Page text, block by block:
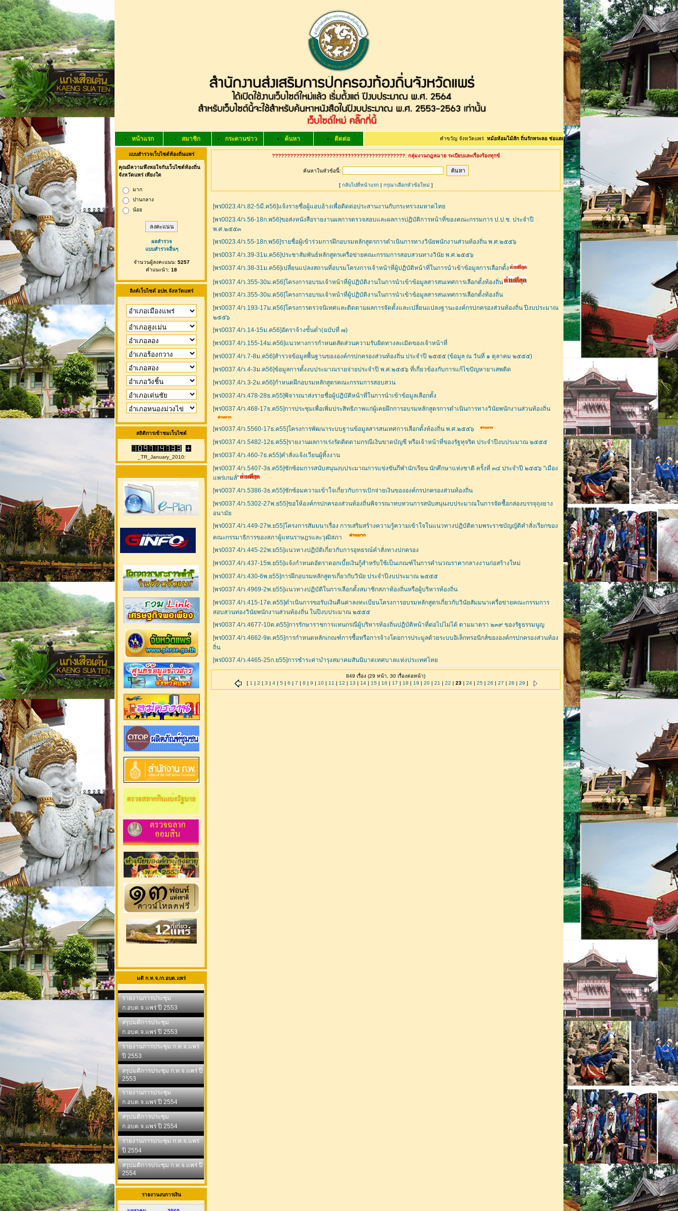
หน้าแรก สมาชิก กระดานข่าว ค้นหา ติดต่อ คำขวัญ จังหวัดแพร่หม้อห้อมไม้สัก ถิ่นรักพระลอ ช่อแฮศรีเมือง ลือเลือนแพะเมืองผี คนแพร่นี้ใจงาม <>ยินดีต้อนรับเข้าสู่
แบบสำรวจเว็บไซต์ท้องถิ่นแพร่
คุณมีความพึงพอใจกับเว็บไซต์ท้องถิ่น
จังหวัดแพร่ เพียงใด
มาก
ปานกลาง
น้อย
ผลสำรวจ
แบบสำรวจอื่นๆ
จำนวนผู้ลงคะแนน: 5257
คำแนะนำ: 18
ลิงค์เว็บไซต์ อปท.จังหวัดแพร่
สถิติการเข้าชมเว็บไซต์
_TR_January_2010:
มติ ก.ท.จ./ก.อบต.แพร่
รายงานการประชุม
ก.อบต.จ.แพร่ ปี 2553
สรุปมติการประชุม
ก.อบต.จ.แพร่ ปี 2553
รายงานการประชุม ก.ท.จ.แพร่
ปี 2553
สรุปมติการประชุม ก.ท.จ.แพร่ ปี
2553
รายงานการประชุม
ก.อบต.จ.แพร่ ปี 2554
สรุปมติการประชุม
ก.อบต.จ.แพร่ ปี 2554
รายงานการประชุม ก.ท.จ.แพร่
ปี 2554
สรุปมติการประชุม ก.ท.จ.แพร่ ปี
2554
รายงานงบการเงิน
????????????????????????????????????????????: กลุ่มงานกฎหมาย ระเบียบและเรื่องร้องทุกข์
ค้นหาในหัวข้อนี้:
[ กลับไปที่หน้าแรก| กรุณาเลือกหัวข้อใหม่]
[พร0023.4/ว.82-5มี.ค56]แจ้งรายชื่อผู้แอบอ้างเพื่อติดต่อประสานงานกับกระทรวงมหาดไทย
[พร0023.4/ว.56-18ก.พ56]ขอส่งหนังสือรายงานผลการตรวจสอบและผลการปฏิบัติการหน้าที่ของคณะกรรมการ ป.ป.ช. ประจำปี
พ.ศ.๒๕๕๓
[พร0023.4/ว.55-18ก.พ56]รายชื่อผู้เข้าร่วมการฝึกอบรมหลักสูตรการดำเนินการทางวินัยพนักงานส่วนท้องถิ่น พ.ศ.๒๕๕๖
[พร0037.4/ว.39-31ม.ค56]ประชาสัมพันธ์หลักสูตรเครือข่ายคณะกรรมการสอบสวนทางวินัย พ.ศ.๒๕๕๖
[พร0037.4/ว.38-31ม.ค56]เปลี่ยนแปลงสถานที่อบรมโครงการเจ้าหน้าที่ผู้ปฏิบัติหน้าที่ในการนำเข้าข้อมูลการเลือกตั้ง
[พร0037.4/ว.355-30ม.ค56]โครงการอบรมเจ้าหน้าที่ผู้ปฏิบัติงานในการนำเข้าข้อมูลสารสนเทศการเลือกตั้งท้องถิ่น
[พร0037.4/ว.355-30ม.ค56]โครงการอบรมเจ้าหน้าที่ผู้ปฏิบัติงานในการนำเข้าข้อมูลสารสนเทศการเลือกตั้งท้องถิ่น
[พร0037.4/ว.193-17ม.ค56]โครงการตรวจนิเทศและติดตามผลการจัดตั้งและเปลี่ยนแปลงฐานะองค์กรปกครองส่วนท้องถิ่น ปีงบประมาณ
๒๕๕๖
[พร0037.4/ว.14-15ม.ค56]อัตราจ้างขั้นต่ำ(ฉบับที่ ๗)
[พร0037.4/ว.155-14ม.ค56]แนวทางการกำหนดสัดส่วนความรับผิดทางละเมิดของเจ้าหน้าที่
[พร0037.4/ว.7-8ม.ค56]สำรวจข้อมูลพื้นฐานขององค์กรปกครองส่วนท้องถิ่น ประจำปี ๒๕๕๕ (ข้อมูล ณ วันที่ ๑ ตุลาคม ๒๕๕๕)
[พร0037.4/ว.4-3ม.ค56]ข้อมูลการตั้งงบประมาณรายจ่ายประจำปี พ.ศ.๒๕๕๖ ที่เกี่ยวข้องกับการแก้ไขปัญหายาเสพติด
[พร0037.4/ว.3-2ม.ค56]กำหนดฝึกอบรมหลักสูตรคณะกรรมการสอบสวน
[พร0037.4/ว.478-28ธ.ค55]พิจารณาส่งรายชื่อผู้ปฏิบัติหน้าที่ในการนำเข้าข้อมูลเลือกตั้ง
[พร0037.4/ว.468-17ธ.ค55]การประชุมเพื่อเพิ่มประสิทธิภาพแก่ผู้เคยฝึกการอบรมหลักสูตรการดำเนินการทางวินัยพนักงานส่วนท้องถิ่น
[พร0037.4/ว.5560-17ธ.ค55]โครงการพัฒนาระบบฐานข้อมูลสารสนเทศการเลือกตั้งท้องถิ่น พ.ศ.๒๕๕๖
[พร0037.4/ว.5482-12ธ.ค55]รายงานผลการเร่งรัดติดตามกรณีเงินขาดบัญชี หรือเจ้าหน้าที่ของรัฐทุจริต ประจำปีงบประมาณ ๒๕๕๕
[พร0037.4/ว.460-7ธ.ค55]คำสั่งแจ้งเวียนผู้ทิ้งงาน
[พร0037.4/ว.5407-3ธ.ค55]ซักซ้อมการสนับสนุนงบประมาณการแข่งขันกีฬานักเรียน นักศึกษาแห่งชาติ ครั้งที่ ๓๔ ประจำปี ๒๕๕๖ "เมือง
แพร่เกมส์"
[พร0037.4/ว.5386-3ธ.ค55]ซักซ้อมความเข้าใจเกี่ยวกับการเบิกจ่ายเงินขององค์กรปกครองส่วนท้องถิ่น
[พร0037.4/ว.5302-27พ.ย55]ขอให้องค์กรปกครองส่วนท้องถิ่นพิจารณาทบทวนการสนับสนุนงบประมาณในการจัดซื้อกล่องบรรจุถุงยาง
อนามัย
[พร0037.4/ว.449-27พ.ย55]โครงการสัมมนาเรื่อง การเสริมสร้างความรู้ความเข้าใจในแนวทางปฏิบัติตามพระราชบัญญัติคำสั่งเรียกของ
คณะกรรมาธิการของสภาผู้แทนราษฎรและวุฒิสภา
[พร0037.4/ว.445-22พ.ย55]แนวทางปฏิบัติเกี่ยวกับการอุทธรณ์คำสั่งทางปกครอง
[พร0037.4/ว.437-15พ.ย55]แจ้งกำหนดอัตราดอกเบี้ยเงินกู้สำหรับใช้เป็นเกณฑ์ในการคำนวณราคากลางงานก่อสร้างใหม่
[พร0037.4/ว.430-6พ.ย55]การฝึกอบรมหลักสูตรเกี่ยวกับวินัย ประจำปีงบประมาณ ๒๕๕๕
[พร0037.4/ว.4969-2พ.ย55]แนวทางปฏิบัติในการเลือกตั้งสมาชิกสภาท้องถิ่นหรือผู้บริหารท้องถิ่น
[พร0037.4/ว.415-17ต.ค55]ดำเนินการขอรับเงินคืนค่าลงทะเบียนโครงการอบรมหลักสูตรเกี่ยวกับวินัยสัมมนาเครื่อข่ายคณะกรรมการ
สอบสวนท่องวินัยพนักงานส่วนท้องถิ่น ในปีงบประมาณ ๒๕๕๕
[พร0037.4/ว.4677-10ต.ค55]การรักษาราชการแทนกรณีผู้บริหารท้องถิ่นปฎิบัติหน้าที่ต่อไปไม่ได้ ตามมาตรา ๒๓๙ ของรัฐธรรมนูญ
[พร0037.4/ว.4662-9ต.ค55]การกำหนดหลักเกณฑ์การซื้อหรือการจ้างโดยการประมูลด้วยระบบอิเล็กทรอนิกส์ขององค์กรปกครองส่วนท้อง
ถิ่น
[พร0037.4/ว.4465-25ก.ย55]การชำระค่าบำรุงสมาคมสันนิบาตเทศบาลแห่งประเทศไทย
849 เรื่อง (29 หน้า, 30 เรื่องต่อหน้า)
[ 1 | 2 | 3 | 4| 5| 6 | 7 | 8 | 9 | 10| 11 | 12 | 13 | 14| 15| 16 | 17 | 18 | 19 | 20| 21 | 22 | 23| 24| 25| 26 | 27 | 28 | 29 ]